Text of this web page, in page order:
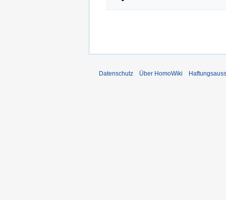
Datenschutz Über HomoWiki